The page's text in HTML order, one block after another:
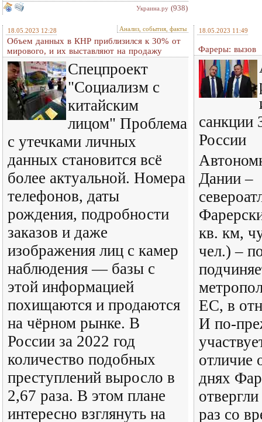
Украина.ру (938)
18.05.2023 12:28 Анализ, события, факты
Объем данных в КНР приблизился к 30% от
мирового, и их выставляют на продажу
Спецпроект
"Социализм с
китайским
лицом" Проблема
с утечками личных
данных становится всё
более актуальной. Номера
телефонов, даты
рождения, подробности
заказов и даже
изображения лиц с камер
наблюдения — базы с
этой информацией
похищаются и продаются
на чёрном рынке. В
России за 2022 год
количество подобных
преступлений выросло в
2,67 раза. В этом плане
интересно взглянуть на
18.05.2023 11:49
Фареры: вызов
санкции
России
Дании –
кв. км,
чел.) –
ЕС, в
И по-
отличие
днях
раз со